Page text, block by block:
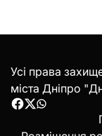
Усі права
міста Дніпро
Facebook
Twitter
WhatsApp